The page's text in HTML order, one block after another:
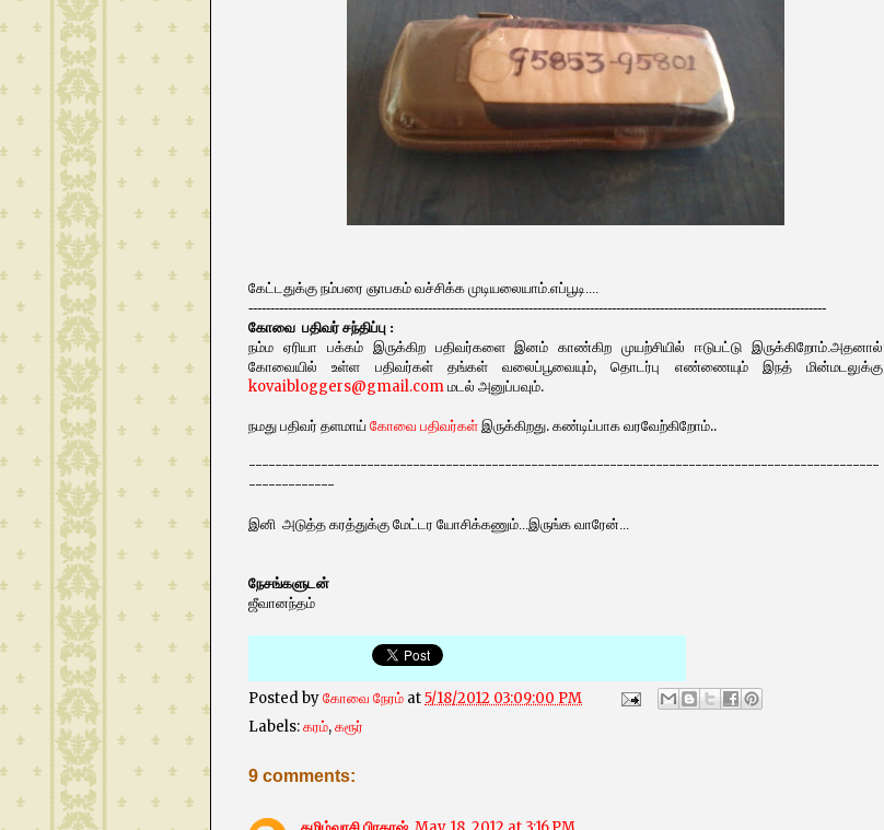
கேட்டதுக்கு நம்பரை ஞாபகம் வச்சிக்க முடியலையாம்.எப்பூடி....
------------------------------------------------------------------------------------------------------------------------------------
கோவை பதிவர் சந்திப்பு :
நம்ம ஏரியா பக்கம் இருக்கிற பதிவர்களை இனம் காண்கிற முயற்சியில் ஈடுபட்டு இருக்கிறோம்.அதனால்
கோவையில் உள்ள பதிவர்கள் தங்கள் வலைப்பூவையும், தொடர்பு எண்ணையும் இநத் மின்மடலுக்கு
kovaibloggers@gmail.comமடல் அனுப்பவும்.
நமது பதிவர் தளமாய்கோவை பதிவர்கள்இருக்கிறது. கண்டிப்பாக வரவேற்கிறோம்..
------------------------------------------------------------------------------------------------
-------------
இனி அடுத்த கரத்துக்கு மேட்டர யோசிக்கணும்...இருங்க வாரேன்...
நேசங்களுடன்
ஜீவானந்தம்
Posted byகோவை நேரம் at5/18/2012 03:09:00 PM
Labels:கரம்,கரூர்
9 comments: